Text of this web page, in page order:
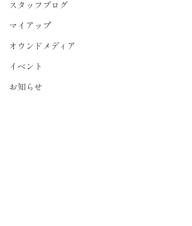
スタッフブログ
マイアップ
オウンドメディア
イベント
お知らせ